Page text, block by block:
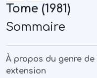
Tome (1981)
Sommaire
À propos du genre de
extension